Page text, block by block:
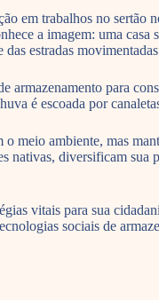
em trabalhos no sertão
a imagem: uma
estradas
armazenamento para
é escoada por
meio ambiente, mas
nativas, diversificam
vitais para sua
sociais de